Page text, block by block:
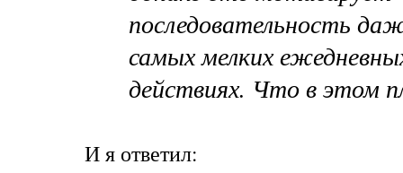
последовательность
самых мелких
действиях. Чтовэтом
Ия ответил: